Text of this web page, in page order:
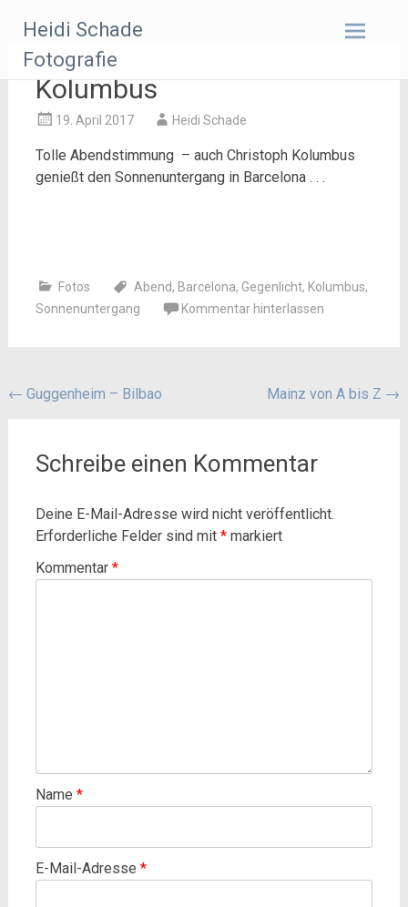
Inhalt
springen
Heidi Schade
Fotografie
Kolumbus
19. April 2017 Heidi Schade
Tolle Abendstimmung – auch Christoph Kolumbus
genießt den Sonnenuntergang in Barcelona . . .
Fotos Abend, Barcelona, Gegenlicht, Kolumbus,
Sonnenuntergang
Kommentar hinterlassen
Beitragsnavigation
← Guggenheim – Bilbao Mainz von A bis Z →
Schreibe einen Kommentar
Deine E-Mail-Adresse wird nicht veröffentlicht.
Erforderliche Felder sind mit *markiert
Kommentar *
Name *
E-Mail-Adresse *